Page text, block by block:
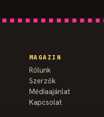
MAGAZIN
Rólunk
Szerzők
Médiaajánlat
Kapcsolat